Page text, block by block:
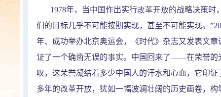
1978年，当中国作出实行改革开放的战略决策时
们的目标几乎不可能按期实现，甚至不可能实现。
年、成功举办北京奥运会，《时代》杂志又发表文章
证了一个确凿无误的事实。中国回来了——在荣誉的
叹，这荣誉凝结着多少中国人的汗水和心血，它印
多年的改革开放，犹如一幅波澜壮阔的历史画卷，